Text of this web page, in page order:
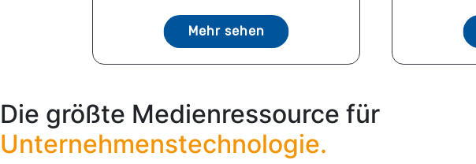
Mehr sehen
Die größte Medienressource für
Unternehmenstechnologie.